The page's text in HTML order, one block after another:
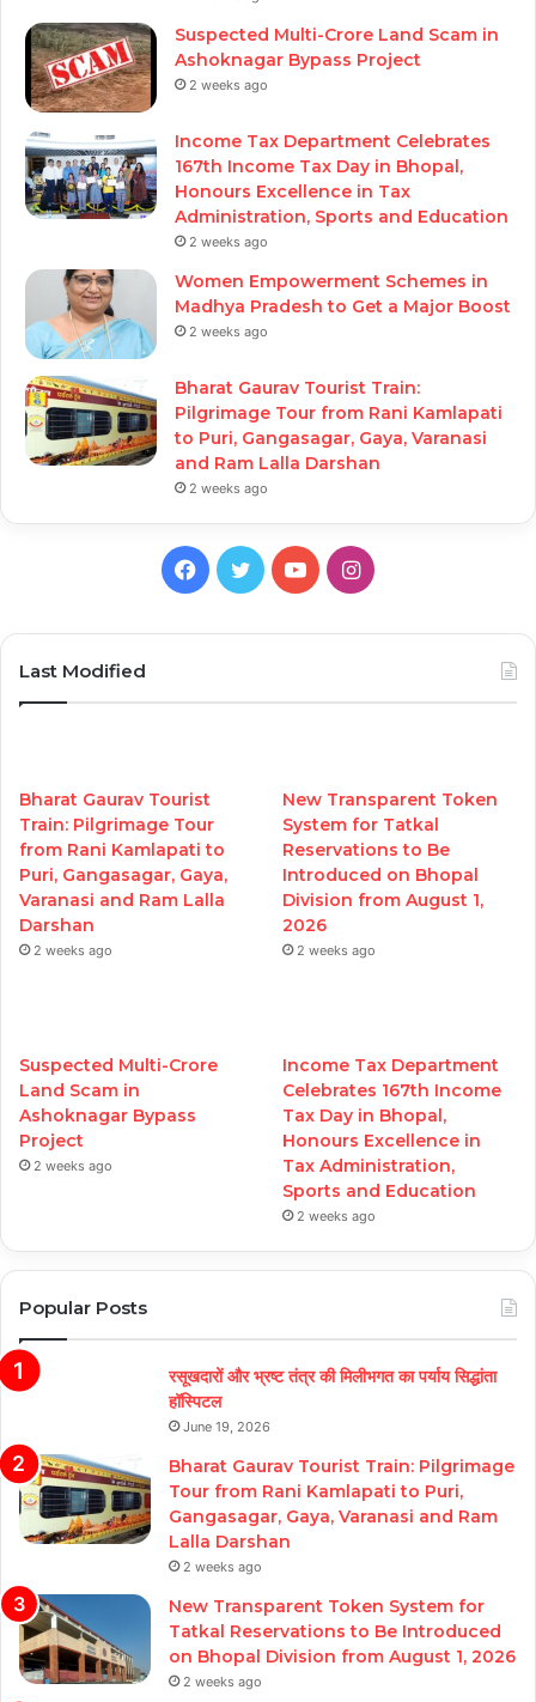
Suspected Multi-Crore Land Scam in
Ashoknagar Bypass Project
2 weeks ago
Income Tax Department Celebrates
167th Income Tax Day in Bhopal,
Honours Excellence in Tax
Administration, Sports and Education
2 weeks ago
Women Empowerment Schemes in
Madhya Pradesh to Get a Major Boost
2 weeks ago
Bharat Gaurav Tourist Train:
Pilgrimage Tour from Rani Kamlapati
to Puri, Gangasagar, Gaya, Varanasi
and Ram Lalla Darshan
2 weeks ago
Facebook
TwitterYouTubeInstagram
Last Modified
Bharat Gaurav Tourist
Train: Pilgrimage Tour
from Rani Kamlapati to
Puri, Gangasagar, Gaya,
Varanasi and Ram Lalla
Darshan
2 weeks ago
New Transparent Token
System for Tatkal
Reservations to Be
Introduced on Bhopal
Division from August 1,
2026
2 weeks ago
Suspected Multi-Crore
Land Scam in
Ashoknagar Bypass
Project
2 weeks ago
Income Tax Department
Celebrates 167th Income
Tax Day in Bhopal,
Honours Excellence in
Tax Administration,
Sports and Education
2 weeks ago
Popular Posts
रसूखदारों और भ्रष्ट तंत्र की मिलीभगत का पर्याय सिद्धांता
हॉस्पिटल
June 19, 2026
Bharat Gaurav Tourist Train: Pilgrimage
Tour from Rani Kamlapati to Puri,
Gangasagar, Gaya, Varanasi and Ram
Lalla Darshan
2 weeks ago
New Transparent Token System for
Tatkal Reservations to Be Introduced
on Bhopal Division from August 1, 2026
2 weeks ago